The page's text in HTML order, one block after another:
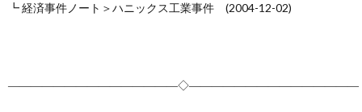
┗ 経済事件ノート＞ハニックス工業事件 (2004-12-02)
―――――――――――――――◇―――――――――――――――